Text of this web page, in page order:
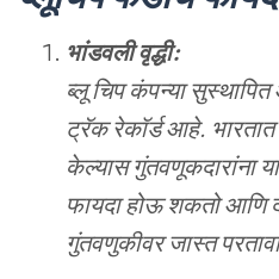
भांडवली वृद्धी:
ब्लू चिप कंपन्या सुस्थापित
ट्रॅक रेकॉर्ड आहे. भारतात
केल्यास गुंतवणूकदारांना या
फायदा होऊ शकतो आणि
गुंतवणुकीवर जास्त परतावा